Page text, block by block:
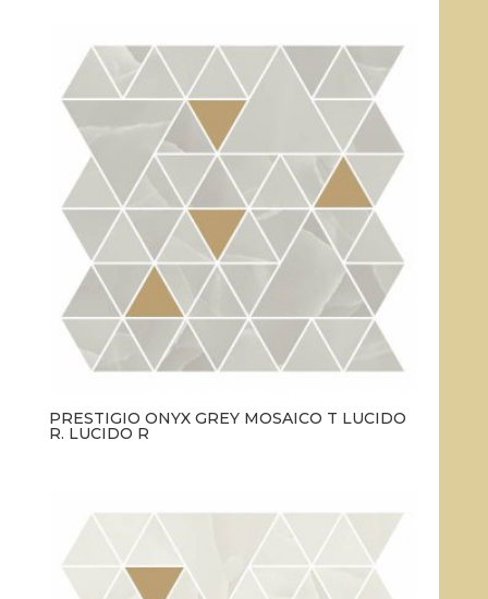
PRESTIGIO ONYX GREY MOSAICO T LUCIDO
R. LUCIDO R